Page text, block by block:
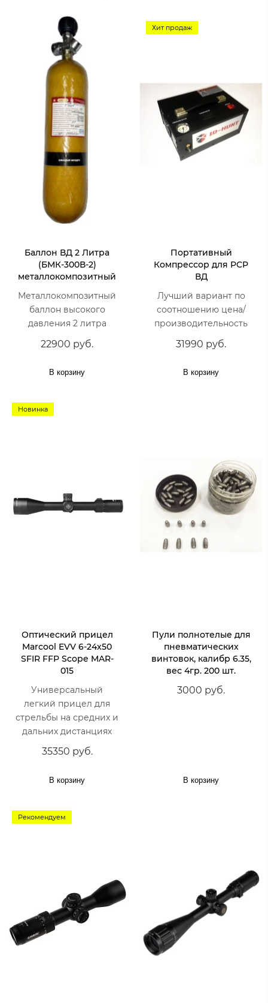
Баллон ВД 2 Литра
(БМК-300В-2)
металлокомпозитный
Металлокомпозитный
баллон высокого
давления 2 литра
22900 руб.
В корзину
Хит продаж
Портативный
Компрессор для PCP
ВД
Лучший вариант по
соотношению цена/
производительность
31990 руб.
В корзину
Новинка
Оптический прицел
Marcool EVV 6-24x50
SFIR FFP Scope MAR-
015
Универсальный
легкий прицел для
стрельбы на средних и
дальних дистанциях
35350 руб.
В корзину
Пули полнотелые для
пневматических
винтовок, калибр 6.35,
вес 4гр. 200 шт.
3000 руб.
В корзину
Рекомендуем